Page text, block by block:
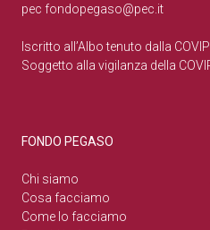
pec fondopegaso@pec.it
Iscritto all’Albo tenuto dalla
Soggetto alla vigilanza della
FONDO PEGASO
Chi siamo
Cosa facciamo
Come lo facciamo